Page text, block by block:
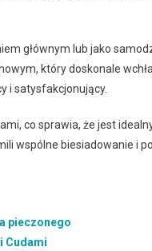
głównym lub jako
który doskonale
i satysfakcjonujący.
co sprawia, że jest
wspólne biesiadowanie i
pieczonego
Cudami